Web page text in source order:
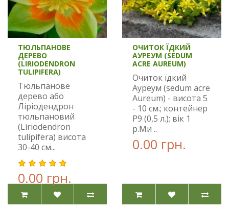
ТЮЛЬПАНОВЕ
ДЕРЕВО
(LIRIODENDRON
TULIPIFERA)
Тюльпанове
дерево або
Ліріодендрон
тюльпановий
(Liriodendron
tulipifera) висота
30-40 см...
0.00 грн.
ОЧИТОК ЇДКИЙ
АУРЕУМ (SEDUM
ACRE AUREUM)
Очиток їдкий
Ауреум (sedum acre
Aureum) - висота 5
- 10 см.; контейнер
Р9 (0,5 л.); вік 1
р.Ми ..
0.00 грн.